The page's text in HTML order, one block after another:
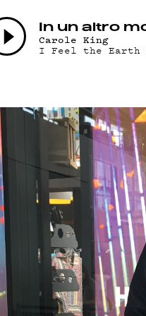
In un altro
Carole King
I Feel the Earth